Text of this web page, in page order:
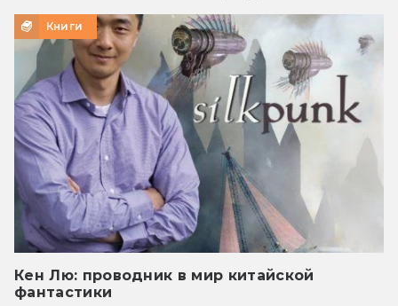
Книги
Кен Лю: проводник в мир китайской
фантастики